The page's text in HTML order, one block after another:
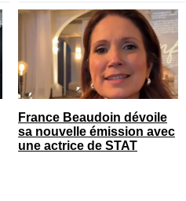
France Beaudoin dévoile
sa nouvelle émission avec
une actrice de STAT